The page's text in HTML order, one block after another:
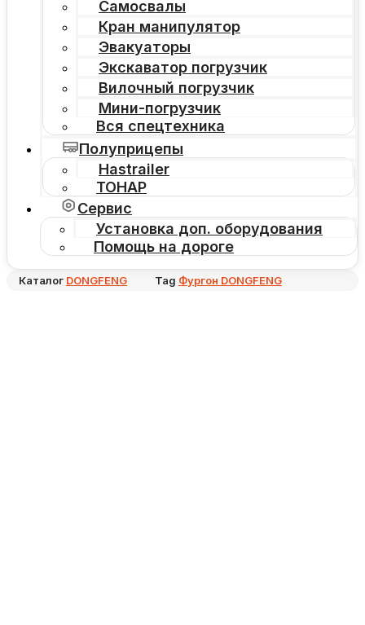
Самосвалы
Кран манипулятор
Эвакуаторы
Экскаватор погрузчик
Вилочный погрузчик
Мини-погрузчик
Вся спецтехника
Полуприцепы
Hastrailer
ТОНАР
Сервис
Установка доп. оборудования
Помощь на дороге
Каталог DONGFENG Tag Фургон DONGFENG